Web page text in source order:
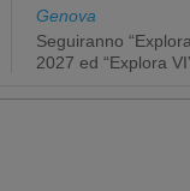
Genova
Seguiranno
2027 ed “Explora